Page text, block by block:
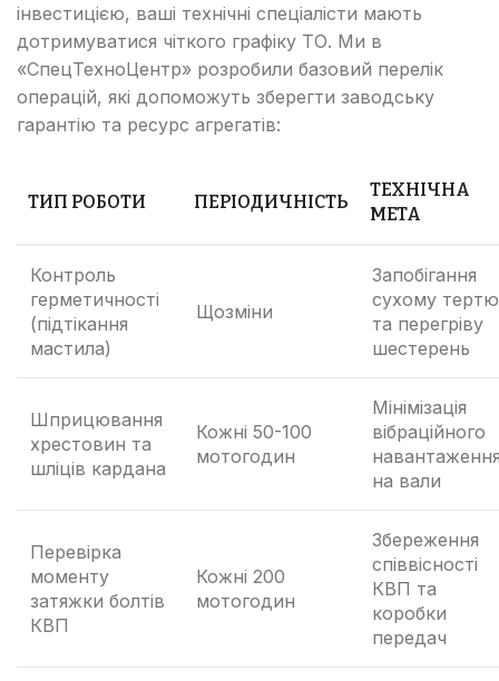
інвестицією, ваші технічні спеціалісти мають
дотримуватися чіткого графіку ТО. Ми в
«СпецТехноЦентр» розробили базовий перелік
операцій, які допоможуть зберегти заводську
гарантію та ресурс агрегатів:
ТИП РОБОТИ ПЕРІОДИЧНІСТЬ
ТЕХНІЧНА
МЕТА
Контроль
герметичності
(підтікання
мастила)
Щозміни
Запобігання
сухому тертю
та перегріву
шестерень
Шприцювання
хрестовин та
шліців кардана
Кожні 50-100
мотогодин
Мінімізація
вібраційного
на вали
Перевірка
моменту
затяжки болтів
КВП
Кожні 200
мотогодин
Збереження
співвісності
КВП та
коробки
передач